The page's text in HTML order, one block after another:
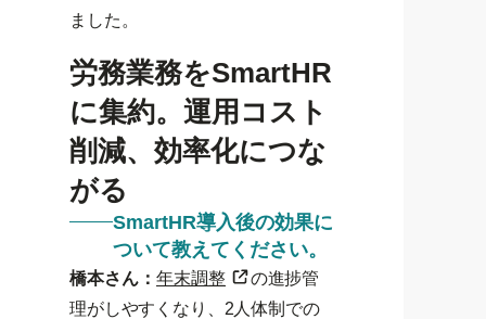
ました。
労務業務をSmartHR
に集約。運用コスト
削減、効率化につな
がる
SmartHR導入後の効果に
ついて教えてください。
橋本さん： 年末調整
の進捗管
理がしやすくなり、2人体制での